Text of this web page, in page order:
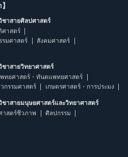
าสายศิลปศาสตร์
ศาสตร์
รมศาสตร์
สังคมศาสตร์
าสายวิทยาศาสตร์
ทยศาสตร์・ทันตแพทยศาสตร์
กรรมศาสตร์ เกษตรศาสตร์・การประมง
าสายมนุษยศาสตร์และวิทยาศาสตร์
าสตร์ชีวภาพ
ศิลปกรรม